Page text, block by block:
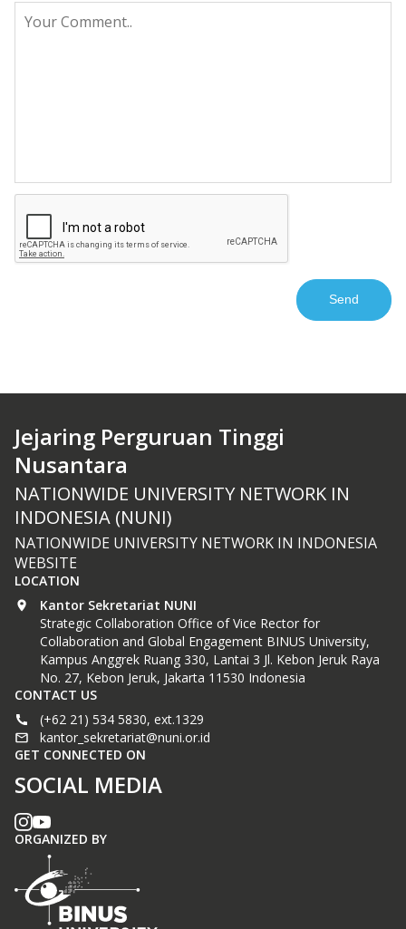
Jejaring Perguruan Tinggi
Nusantara
NATIONWIDE UNIVERSITY NETWORK IN
INDONESIA (NUNI)
NATIONWIDE UNIVERSITY NETWORK IN INDONESIA
WEBSITE
LOCATION
Kantor Sekretariat NUNI
Strategic Collaboration Office of Vice Rector for
Collaboration and Global Engagement BINUS University,
Kampus Anggrek Ruang 330, Lantai 3 Jl. Kebon Jeruk Raya
No. 27, Kebon Jeruk, Jakarta 11530 Indonesia
CONTACT US
(+62 21) 534 5830, ext.1329
kantor_sekretariat@nuni.or.id
GET CONNECTED ON
SOCIAL MEDIA
ORGANIZED BY